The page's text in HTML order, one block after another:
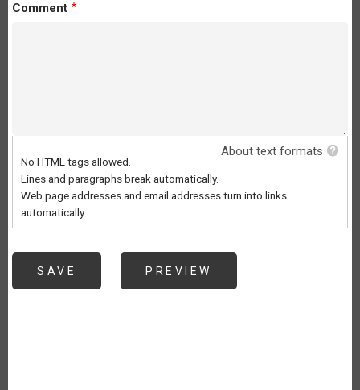
Comment
About text formats
No HTML tags allowed.
Lines and paragraphs break automatically.
Web page addresses and email addresses turn into links
automatically.